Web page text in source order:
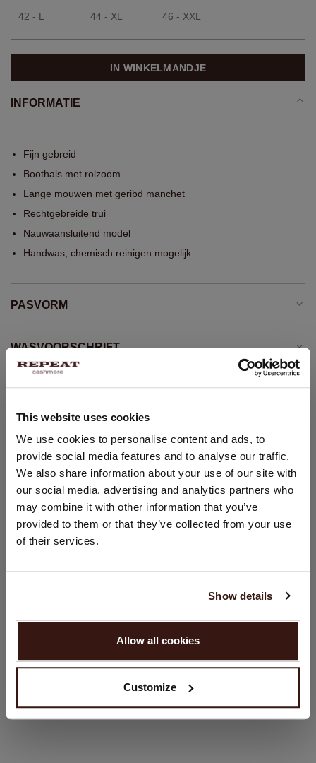
This website uses cookies
We use cookies to personalise content and ads, to
provide social media features and to analyse our traffic.
We also share information about your use of our site with
our social media, advertising and analytics partners who
may combine it with other information that you’ve
provided to them or that they’ve collected from your use
of their services.
Show details
Allow all cookies
Customize
42 - L 44 - XL 46 - XXL
IN WINKELMANDJE
INFORMATIE
Fijn gebreid
Boothals met rolzoom
Lange mouwen met geribd manchet
Rechtgebreide trui
Nauwaansluitend model
Handwas, chemisch reinigen mogelijk
PASVORM
WASVOORSCHRIFT
VERZENDEN & RETOURNEREN
DIT VINDT U MISSCHIEN OOK LEUK
LAND WIJZIGEN
U bezoekt Repeat cashmere vanuit Nederland (€). Wilt u uw
land wijzigen?
Verenigde Staten ($)
GA VERDER